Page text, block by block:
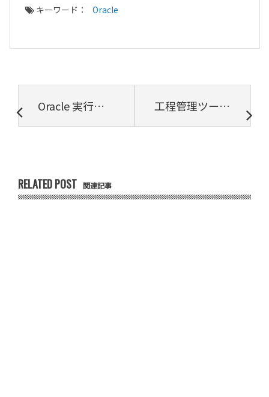
キーワード： Oracle
Oracle 実行中のSQLをストップしてみる 工程管理ツールの正しい選び方(工程管理表作成など)【プロジェクトは現場で起きているんだ！第50章】
RELATED POST 関連記事